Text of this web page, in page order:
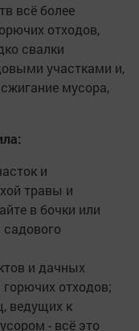
всё более
отходов,
свалки
участками и,
мусора,
и
травы и
в бочки или
и дачных
горючих отходов;
ведущих к
- всё это